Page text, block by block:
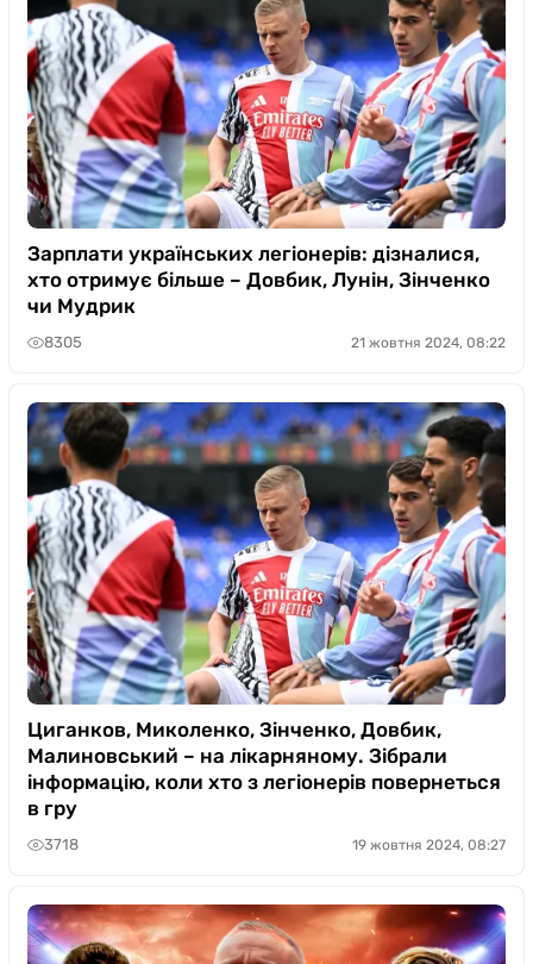
Зарплати українських легіонерів: дізналися,
хто отримує більше – Довбик, Лунін, Зінченко
чи Мудрик
8305 21 жовтня 2024, 08:22
Циганков, Миколенко, Зінченко, Довбик,
Малиновський – на лікарняному. Зібрали
інформацію, коли хто з легіонерів повернеться
в гру
3718 19 жовтня 2024, 08:27